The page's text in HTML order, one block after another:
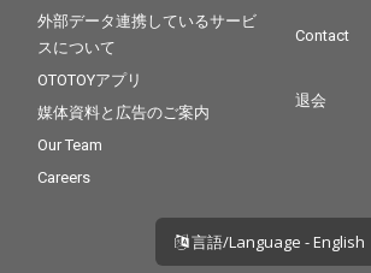
外部データ連携しているサービ
スについて
OTOTOYアプリ
媒体資料と広告のご案内
Our Team
Careers
Contact
退会
言語/Language - English